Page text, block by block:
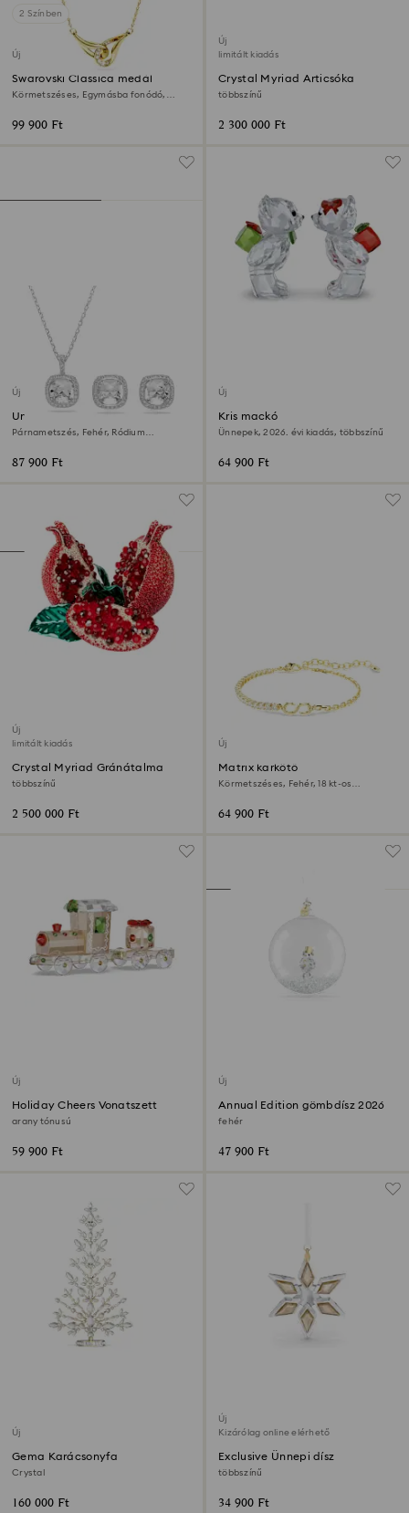
2 Színben
Új
Swarovski Classica medál
Körmetszéses, Egymásba fonódó,
99 900 Ft
Új
limitált kiadás
Crystal Myriad Articsóka
többszínű
2 300 000 Ft
Új
Una Angelic szett
Párnametszés, Fehér, Ródium
87 900 Ft
Új
Kris mackó
Ünnepek, 2026. évi kiadás, többszínű
64 900 Ft
Új
limitált kiadás
Crystal Myriad Gránátalma
többszínű
2 500 000 Ft
Új
Matrix karkötő
Körmetszéses, Fehér, 18 kt-os
64 900 Ft
Új
Holiday Cheers Vonatszett
arany tónusú
59 900 Ft
Új
Annual Edition gömbdísz 2026
fehér
47 900 Ft
Új
Gema Karácsonyfa
Crystal
160 000 Ft
Új
Kizárólag online elérhető
Exclusive Ünnepi dísz
többszínű
34 900 Ft